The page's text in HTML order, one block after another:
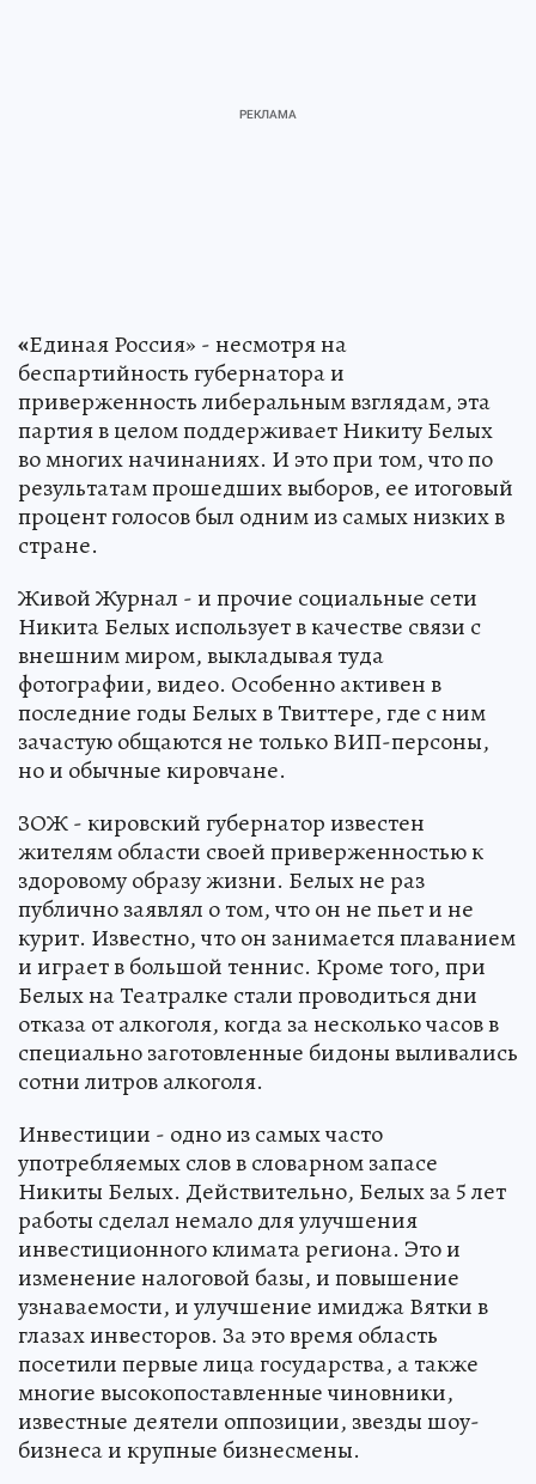
«Единая Россия» - несмотря на
беспартийность губернатора и
приверженность либеральным взглядам, эта
партия в целом поддерживает Никиту Белых
во многих начинаниях. И это при том, что по
результатам прошедших выборов, ее итоговый
процент голосов был одним из самых низких в
стране.
Живой Журнал - и прочие социальные сети
Никита Белых использует в качестве связи с
внешним миром, выкладывая туда
фотографии, видео. Особенно активен в
последние годы Белых в Твиттере, где с ним
зачастую общаются не только ВИП-персоны,
но и обычные кировчане.
ЗОЖ - кировский губернатор известен
жителям области своей приверженностью к
здоровому образу жизни. Белых не раз
публично заявлял о том, что он не пьет и не
курит. Известно, что он занимается плаванием
и играет в большой теннис. Кроме того, при
Белых на Театралке стали проводиться дни
отказа от алкоголя, когда за несколько часов в
специально заготовленные бидоны выливались
сотни литров алкоголя.
Инвестиции - одно из самых часто
употребляемых слов в словарном запасе
Никиты Белых. Действительно, Белых за 5 лет
работы сделал немало для улучшения
инвестиционного климата региона. Это и
изменение налоговой базы, и повышение
узнаваемости, и улучшение имиджа Вятки в
глазах инвесторов. За это время область
посетили первые лица государства, а также
многие высокопоставленные чиновники,
известные деятели оппозиции, звезды шоу-
бизнеса и крупные бизнесмены.